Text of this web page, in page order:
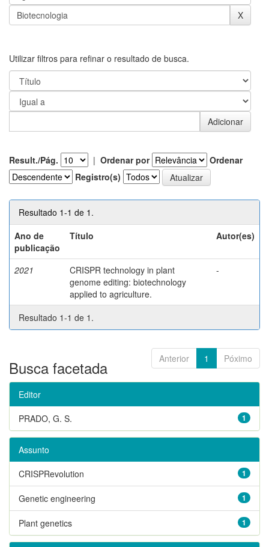
Utilizar filtros para refinar o resultado de busca.
Result./Pág. | Ordenar por
Ordenar
Registro(s)
Resultado 1-1 de 1.
Ano de
publicação
Título Autor(es)
2021
CRISPR technology in plant
genome editing: biotechnology
applied to agriculture.
-
Resultado 1-1 de 1.
Anterior 1 Póximo
Busca facetada
Editor
1
PRADO, G. S.
Assunto
1
CRISPRevolution
1
Genetic engineering
1
Plant genetics